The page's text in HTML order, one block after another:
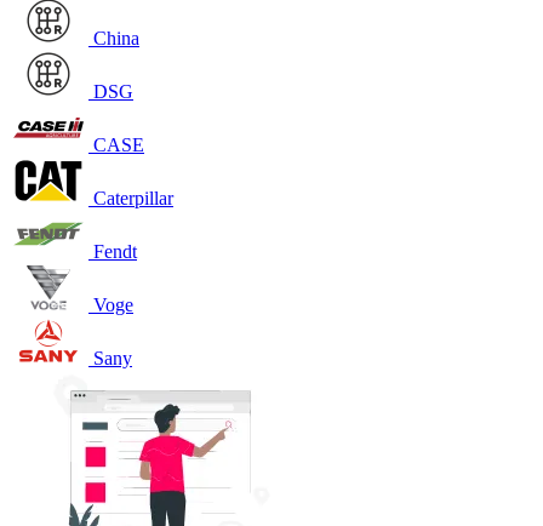
China
DSG
CASE
Caterpillar
Fendt
Voge
Sany